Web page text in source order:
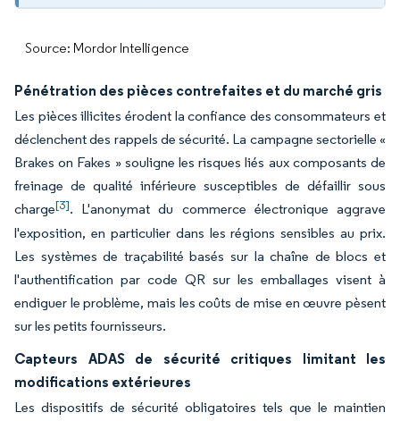
Source: Mordor Intelligence
Pénétration des pièces contrefaites et du marché gris
Les pièces illicites érodent la confiance des consommateurs et
déclenchent des rappels de sécurité. La campagne sectorielle «
Brakes on Fakes » souligne les risques liés aux composants de
freinage de qualité inférieure susceptibles de défaillir sous
charge[3]. L'anonymat du commerce électronique aggrave
l'exposition, en particulier dans les régions sensibles au prix.
Les systèmes de traçabilité basés sur la chaîne de blocs et
l'authentification par code QR sur les emballages visent à
endiguer le problème, mais les coûts de mise en œuvre pèsent
sur les petits fournisseurs.
Capteurs ADAS de sécurité critiques limitant les
modifications extérieures
Les dispositifs de sécurité obligatoires tels que le maintien